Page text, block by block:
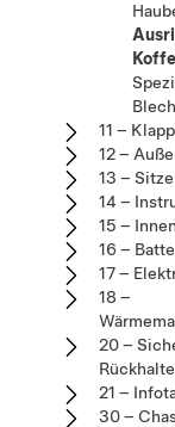
11 –
12 –
13 – Sitze
14 –
15 –
16 –
17 –
18 –
20 –
21 –
30 –